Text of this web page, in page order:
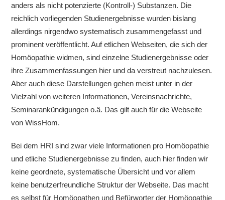
anders als nicht potenzierte (Kontroll-) Substanzen. Die
reichlich vorliegenden Studienergebnisse wurden bislang
allerdings nirgendwo systematisch zusammengefasst und
prominent veröffentlicht. Auf etlichen Webseiten, die sich der
Homöopathie widmen, sind einzelne Studienergebnisse oder
ihre Zusammenfassungen hier und da verstreut nachzulesen.
Aber auch diese Darstellungen gehen meist unter in der
Vielzahl von weiteren Informationen, Vereinsnachrichte,
Seminarankündigungen o.ä. Das gilt auch für die Webseite
von WissHom.
Bei dem HRI sind zwar viele Informationen pro Homöopathie
und etliche Studienergebnisse zu finden, auch hier finden wir
keine geordnete, systematische Übersicht und vor allem
keine benutzerfreundliche Struktur der Webseite. Das macht
es selbst für Homöopathen und Befürworter der Homöopathie